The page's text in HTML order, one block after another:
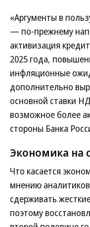
«Аргументы в
— по-прежнему
активизация
2025 года,
инфляционные
дополнительно
основной ставки
возможное более
стороны Банка
Экономика на
Что касается
мнению
сдерживать
поэтому